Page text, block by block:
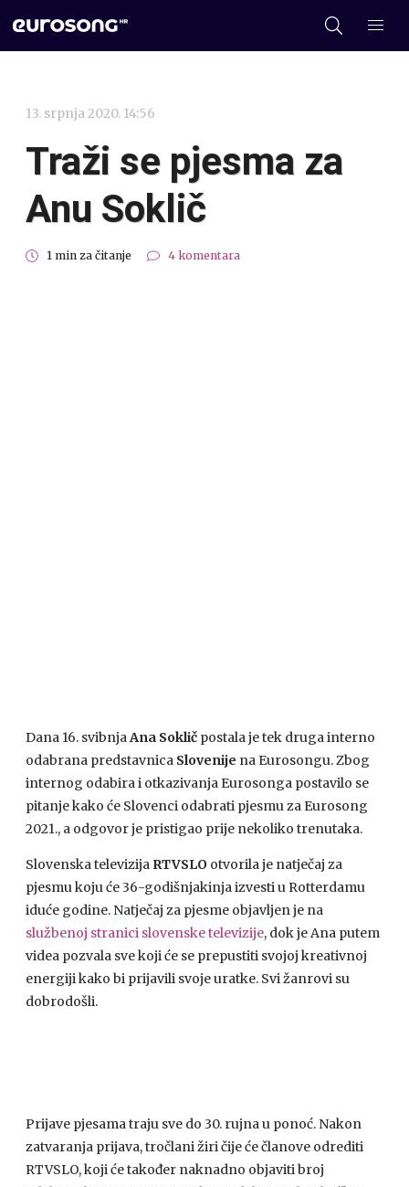
13. srpnja 2020. 14:56
Traži se pjesma za
Anu Soklič
1 min za čitanje 4 komentara
Dana 16. svibnjaAna Soklič postala je tek druga interno
odabrana predstavnica Slovenije na Eurosongu. Zbog
internog odabira i otkazivanja Eurosonga postavilo se
pitanje kako će Slovenci odabrati pjesmu za Eurosong
2021., a odgovor je pristigao prije nekoliko trenutaka.
Slovenska televizija RTVSLO otvorila je natječaj za
pjesmu koju će 36-godišnjakinja izvesti u Rotterdamu
iduće godine. Natječaj za pjesme objavljen je na
službenoj stranici slovenske televizije, dok je Ana putem
videa pozvala sve koji će se prepustiti svojoj kreativnoj
energiji kako bi prijavili svoje uratke. Svi žanrovi su
dobrodošli.
Prijave pjesama traju sve do 30. rujna u ponoć. Nakon
zatvaranja prijava, tročlani žiri čije će članove odrediti
RTVSLO, koji će također naknadno objaviti broj